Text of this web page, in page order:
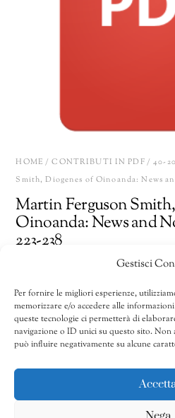
Gestisci
Per fornire le migliori esperienze,
memorizzare e/o accedere alle
queste tecnologie ci permetterà di
navigazione o ID unici su questo sito.
può influire negativamente su alcune
HOME /CONTRIBUTI IN PDF/40-
Smith, Diogenes of Oinoanda: News
Martin Ferguson
Oinoanda: News and
223-238
Martin
Ferguson
Smith,
Diogenes
Oinoanda:
AGGIUNGI AL
CATEGORIE:32/2002-40/2010,40-